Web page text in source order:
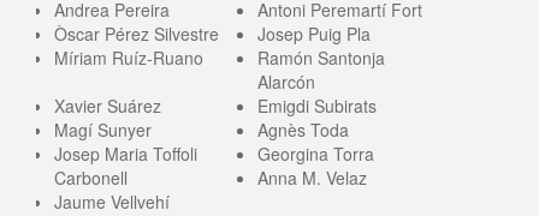
Andrea Pereira
Antoni Peremartí Fort
Òscar Pérez Silvestre
Josep Puig Pla
Míriam Ruíz-Ruano
Ramón Santonja
Alarcón
Xavier Suárez
Emigdi Subirats
Magí Sunyer
Agnès Toda
Josep Maria Toffoli
Carbonell
Georgina Torra
Anna M. Velaz
Jaume Vellvehí